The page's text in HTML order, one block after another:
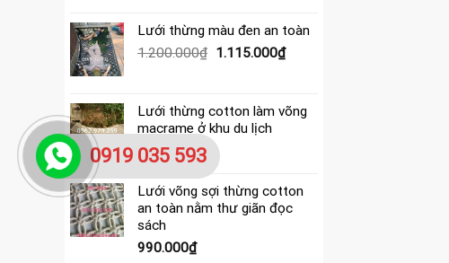
là:
390.000₫.
tại
là:
365.000₫.
Lưới thừng màu đen an toàn
1.200.000₫ Giá
1.200.000₫.
1.115.000₫Giá
là:
Lưới thừng cotton làm võng
macrame ở khu du lịch
4.000.000₫
Lưới võng sợi thừng cotton
an toàn nằm thư giãn đọc
sách
990.000₫
0919 035 593